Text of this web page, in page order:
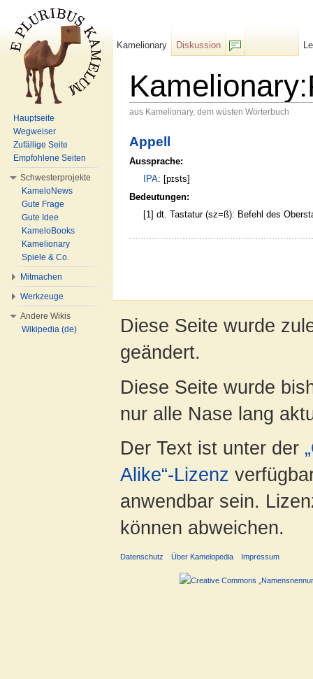
aus Kamelionary, dem wüsten Wörterbuch
Appell
Aussprache:
IPA: [pɪsts]
Bedeutungen:
[1] dt. Tastatur (sz=ß): Befehl des
Kamelionary
Diskussion
Hauptseite
Wegweiser
Zufällige Seite
Empfohlene Seiten
Schwesterprojekte
KameloNews
Gute Frage
Gute Idee
KameloBooks
Kamelionary
Spiele & Co.
Mitmachen
Werkzeuge
Andere Wikis
Wikipedia (de)
Diese Seite wurde
geändert.
Diese Seite wurde
nur alle Nase lang
Der Text ist unter der
Alike“-Lizenz
anwendbar sein.
können abweichen.
Datenschutz Über Kamelopedia Impressum